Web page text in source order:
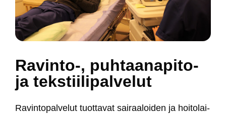
Ra­vin­to-, puh­taa­na­pi­to-
ja teks­tii­li­pal­ve­lut
Ra­vin­to­pal­ve­lut tuot­ta­vat sai­raa­loi­den ja hoi­to­lai­